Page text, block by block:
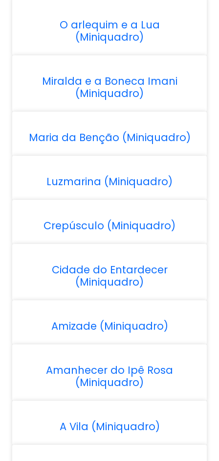
O arlequim e a Lua
(Miniquadro)
Miralda e a Boneca Imani
(Miniquadro)
Maria da Benção (Miniquadro)
Luzmarina (Miniquadro)
Crepúsculo (Miniquadro)
Cidade do Entardecer
(Miniquadro)
Amizade (Miniquadro)
Amanhecer do Ipê Rosa
(Miniquadro)
A Vila (Miniquadro)